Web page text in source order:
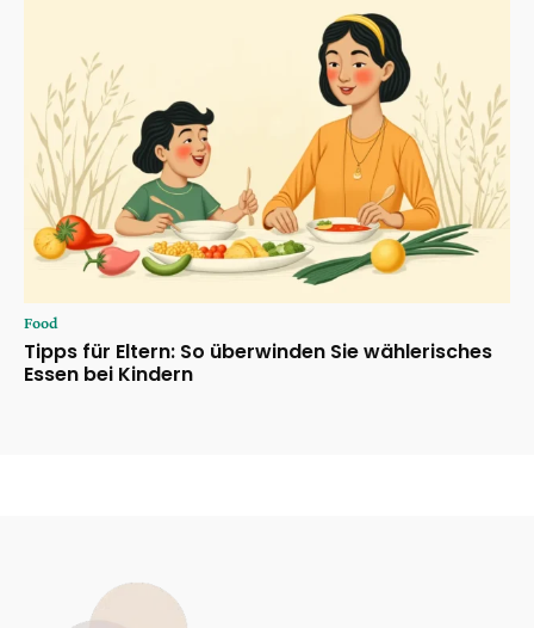
Food
Tipps für Eltern: So überwinden Sie wählerisches
Essen bei Kindern